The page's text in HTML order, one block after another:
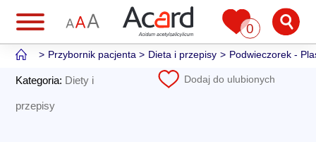
0
Przybornik pacjenta Dieta i przepisy Podwieczorek -
Kategoria: Diety i
przepisy
Dodaj do ulubionych